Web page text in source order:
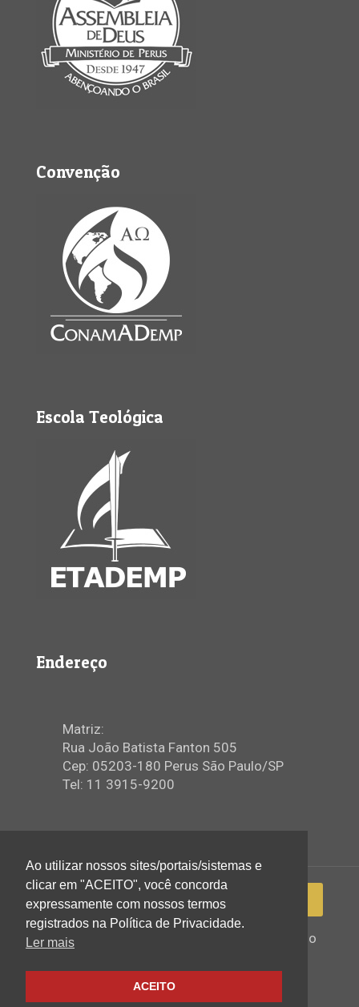
Convenção
Escola Teológica
Endereço
Matriz:
Rua João Batista Fanton 505
Cep: 05203-180 Perus São Paulo/SP
Tel: 11 3915-9200
2022 © Igreja Assembleia de Deus Ministério
Ao utilizar nossos sites/portais/sistemas e
clicar em "ACEITO", você concorda
expressamente com nossos termos
registrados na Política de Privacidade.
Ler mais
ACEITO